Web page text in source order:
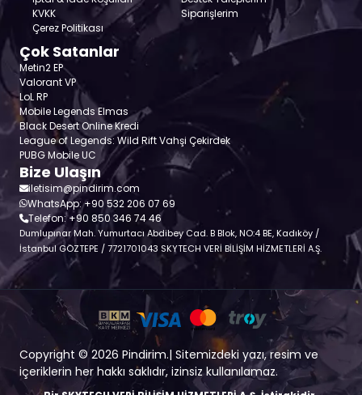
KVKK
Çerez Politikası
Siparişlerim
Çok Satanlar
Metin2 EP
Valorant VP
LoL RP
Mobile Legends Elmas
Black Desert Online Kredi
League of Legends: Wild Rift Vahşi Çekirdek
PUBG Mobile UC
Bize Ulaşın
iletisim@pindirim.com
WhatsApp: +90 532 206 07 69
Telefon: +90 850 346 74 46
Dumlupınar Mah. Yumurtacı Abdibey Cad. B Blok, NO:4 BE, Kadıköy /
İstanbul GÖZTEPE / 7721701043 SKYTECH VERİ BİLİŞİM HİZMETLERİ A.Ş.
Copyright © 2026 Pindirim.| Sitemizdeki yazı, resim ve
içeriklerin her hakkı saklıdır, izinsiz kullanılamaz.